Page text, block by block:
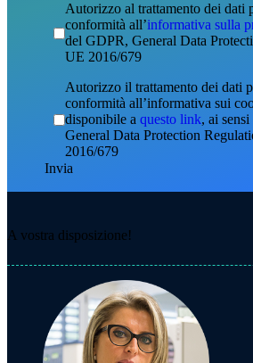
Autorizzo al trattamento dei dati
conformità all’informativa sulla
del GDPR, General Data
UE 2016/679
Autorizzo il trattamento dei dati
conformità all’informativa sui
disponibile a questo link, ai
General Data Protection
2016/679
A vostra disposizione!